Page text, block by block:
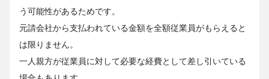
う可能性があるためです。
元請会社から支払われている金額を全額従業員がもらえると
は限りません。
一人親方が従業員に対して必要な経費として差し引いている